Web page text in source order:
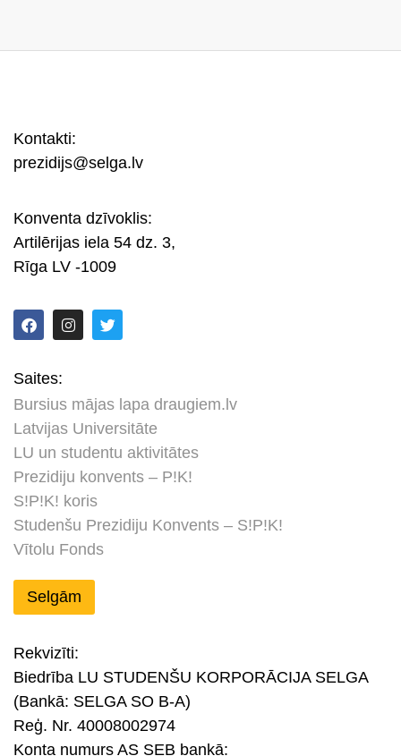
Kontakti:
prezidijs@selga.lv
Konventa dzīvoklis:
Artilērijas iela 54 dz. 3,
Rīga LV -1009
Saites:
Bursius mājas lapa draugiem.lv
Latvijas Universitāte
LU un studentu aktivitātes
Prezidiju konvents – P!K!
S!P!K! koris
Studenšu Prezidiju Konvents – S!P!K!
Vītolu Fonds
Selgām
Rekvizīti:
Biedrība LU STUDENŠU KORPORĀCIJA SELGA
(Bankā: SELGA SO B-A)
Reģ. Nr. 40008002974
Konta numurs AS SEB bankā: